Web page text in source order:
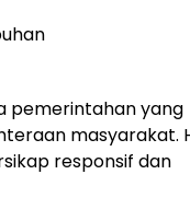
pemerintahan yang
masyarakat.
responsif dan